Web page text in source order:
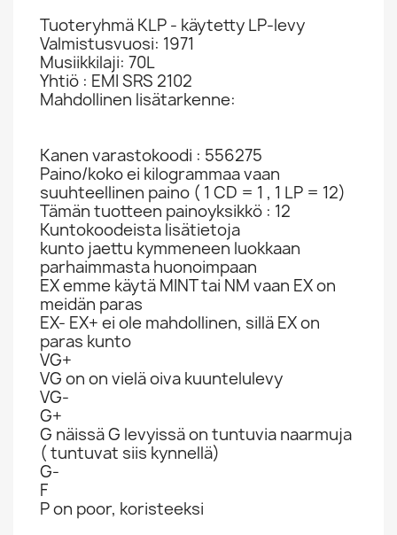
Tuoteryhmä KLP - käytetty LP-levy
Valmistusvuosi: 1971
Musiikkilaji: 70L
Yhtiö : EMI SRS 2102
Mahdollinen lisätarkenne:
Kanen varastokoodi : 556275
Paino/koko ei kilogrammaa vaan
suuhteellinen paino ( 1 CD = 1 , 1 LP = 12)
Tämän tuotteen painoyksikkö : 12
Kuntokoodeista lisätietoja
kunto jaettu kymmeneen luokkaan
parhaimmasta huonoimpaan
EX emme käytä MINT tai NM vaan EX on
meidän paras
EX- EX+ ei ole mahdollinen, sillä EX on
paras kunto
VG+
VG on on vielä oiva kuuntelulevy
VG-
G+
G näissä G levyissä on tuntuvia naarmuja
( tuntuvat siis kynnellä)
G-
F
P on poor, koristeeksi